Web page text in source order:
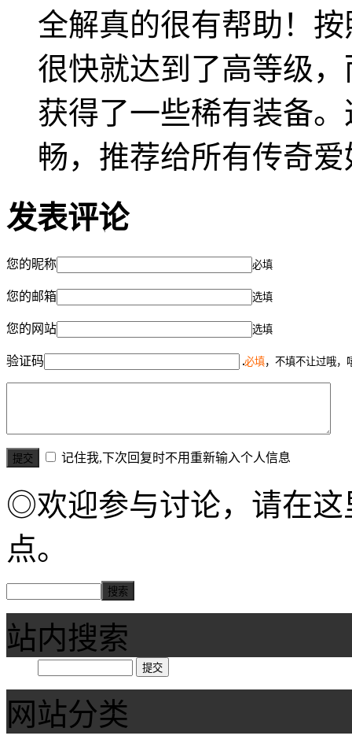
全解真的很有帮助！
很快就达到了高等级
获得了一些稀有装备
畅，推荐给所有传奇
发表评论
您的昵称 必填
您的邮箱 选填
您的网站 选填
验证码 必填，不填不让过哦，
记住我,下次回复时不用重新输入个人信息
◎欢迎参与讨论，请在这
点。
站内搜索
网站分类